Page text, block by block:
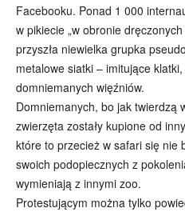
Facebooku. Ponad 1 000
w pikiecie „w obronie
przyszła niewielka grupka
metalowe siatki – imitujące
domniemanych więźniów.
Domniemanych, bo jak twierdzą
zwierzęta zostały kupione od
które to przecież w safari się nie
swoich podopiecznych z
wymieniają z innymi zoo.
Protestującym można tylko